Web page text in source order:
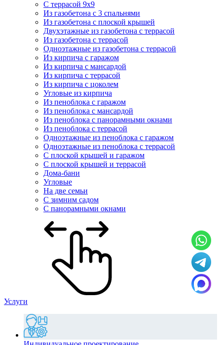
С террасой 9х9
Из газобетона с 3 спальнями
Из газобетона с плоской крышей
Двухэтажные из газобетона с террасой
Из газобетона с террасой
Одноэтажные из газобетона с террасой
Из кирпича с гаражом
Из кирпича с мансардой
Из кирпича с террасой
Из кирпича с цоколем
Угловые из кирпича
Из пеноблока с гаражом
Из пеноблока с мансардой
Из пеноблока с панорамными окнами
Из пеноблока с террасой
Одноэтажные из пеноблока с гаражом
Одноэтажные из пеноблока с террасой
С плоской крышей и гаражом
С плоской крышей и террасой
Дома-бани
Угловые
На две семьи
С зимним садом
С панорамными окнами
Услуги